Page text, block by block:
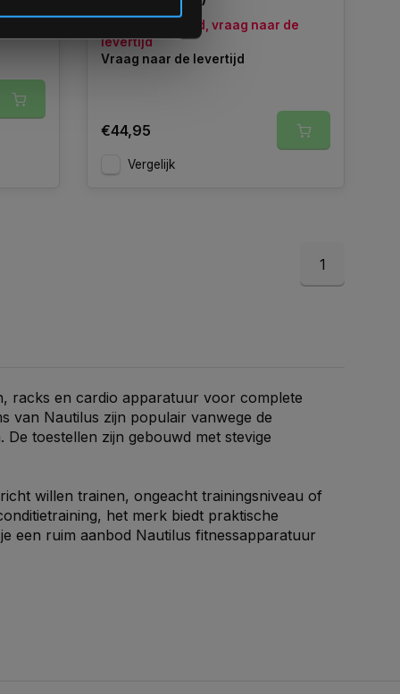
Niet op voorraad, vraag naar de
levertijd
Vraag naar de levertijd
€44,95
Vergelijk
1
racks en cardio apparatuur voor complete
van Nautilus zijn populair vanwege de
toestellen zijn gebouwd met stevige
willen trainen, ongeacht trainingsniveau of
het merk biedt praktische
een ruim aanbod Nautilus fitnessapparatuur